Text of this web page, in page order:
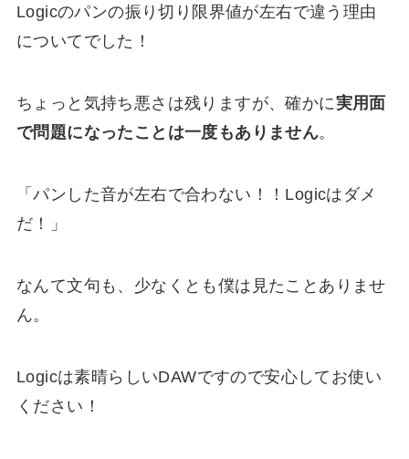
Logicのパンの振り切り限界値が左右で違う理由
についてでした！
ちょっと気持ち悪さは残りますが、確かに実用面
で問題になったことは一度もありません。
「パンした音が左右で合わない！！Logicはダメ
だ！」
なんて文句も、少なくとも僕は見たことありませ
ん。
Logicは素晴らしいDAWですので安心してお使い
ください！